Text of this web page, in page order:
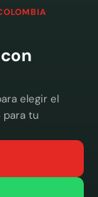
elegir el
tu